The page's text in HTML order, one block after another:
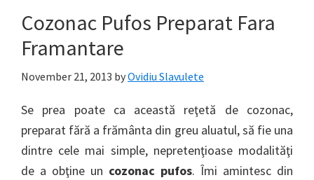
Cozonac Pufos Preparat Fara
Framantare
November 21, 2013 byOvidiu Slavulete
Se prea poate ca această reţetă de cozonac,
preparat fără a frământa din greu aluatul, să fie una
dintre cele mai simple, nepretenţioase modalităţi
de a obţine un cozonac pufos. Îmi amintesc din